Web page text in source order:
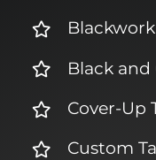
Black and
Cover-Up
Custom